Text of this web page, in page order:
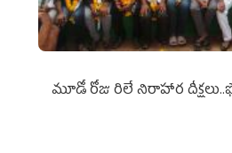
మూడో రోజు రిలే నిరాహార